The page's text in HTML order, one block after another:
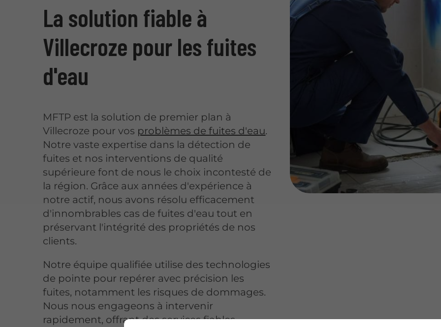
La solution fiable à
Villecroze pour les fuites
d'eau
MFTP est la solution de premier plan à
Villecroze pour vos problèmes de fuites d'eau.
Notre vaste expertise dans la détection de
fuites et nos interventions de qualité
supérieure font de nous le choix incontesté de
la région. Grâce aux années d'expérience à
notre actif, nous avons résolu efficacement
d'innombrables cas de fuites d'eau tout en
préservant l'intégrité des propriétés de nos
clients.
Notre équipe qualifiée utilise des technologies
de pointe pour repérer avec précision les
fuites, notamment les risques de dommages.
Nous nous engageons à intervenir
rapidement, offrant des services fiables